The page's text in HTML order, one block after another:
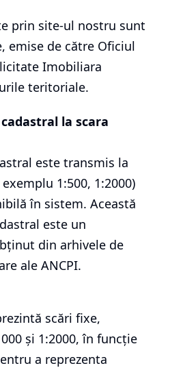
prin site-ul nostru sunt
emise de către Oficiul
Imobiliara
teritoriale.
la scara
este transmis la
1:500, 1:2000)
în sistem. Această
este un
din arhivele de
ale ANCPI.
scări fixe,
și 1:2000, în funcție
a reprezenta